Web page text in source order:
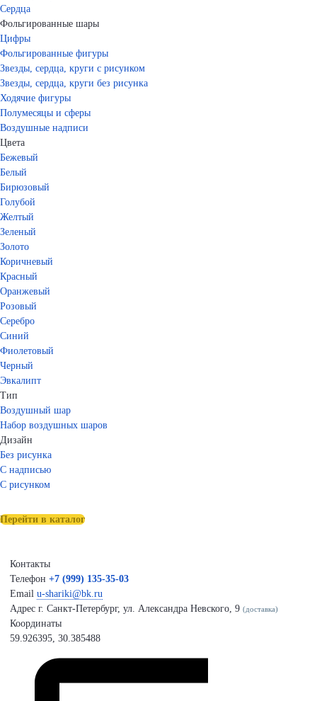
Сердца
Фольгированные шары
Цифры
Фольгированные фигуры
Звезды, сердца, круги с рисунком
Звезды, сердца, круги без рисунка
Ходячие фигуры
Полумесяцы и сферы
Воздушные надписи
Цвета
Бежевый
Белый
Бирюзовый
Голубой
Желтый
Зеленый
Золото
Коричневый
Красный
Оранжевый
Розовый
Серебро
Синий
Фиолетовый
Черный
Эвкалипт
Тип
Воздушный шар
Набор воздушных шаров
Дизайн
Без рисунка
С надписью
С рисунком
Перейти в каталог
Контакты
Телефон +7 (999) 135-35-03
Email u-shariki@bk.ru
Адрес г. Санкт-Петербург, ул. Александра Невского, 9 (доставка)
Координаты
59.926395, 30.385488